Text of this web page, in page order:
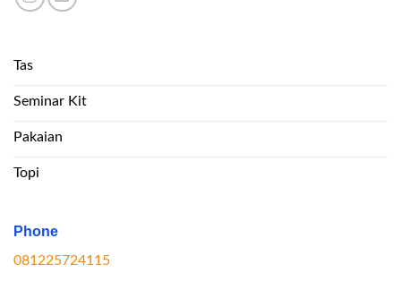
Tas
Seminar Kit
Pakaian
Topi
Phone
081225724115